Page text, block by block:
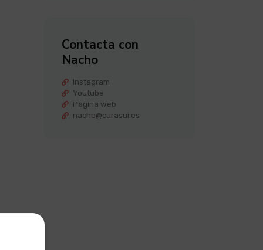
Contacta con
Nacho
Instagram
Youtube
Página web
nacho@curasui.es